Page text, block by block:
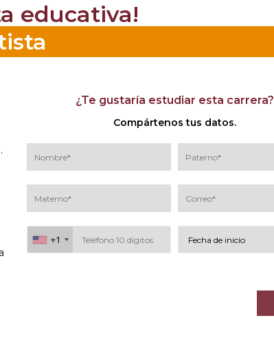
educativa!
¿Te gustaría estudiar esta carrera?
Compártenos tus datos.
+1
+1